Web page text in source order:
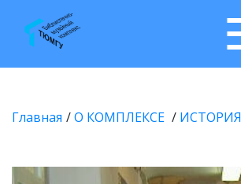
Главная О КОМПЛЕКСЕ ИСТОРИЯ